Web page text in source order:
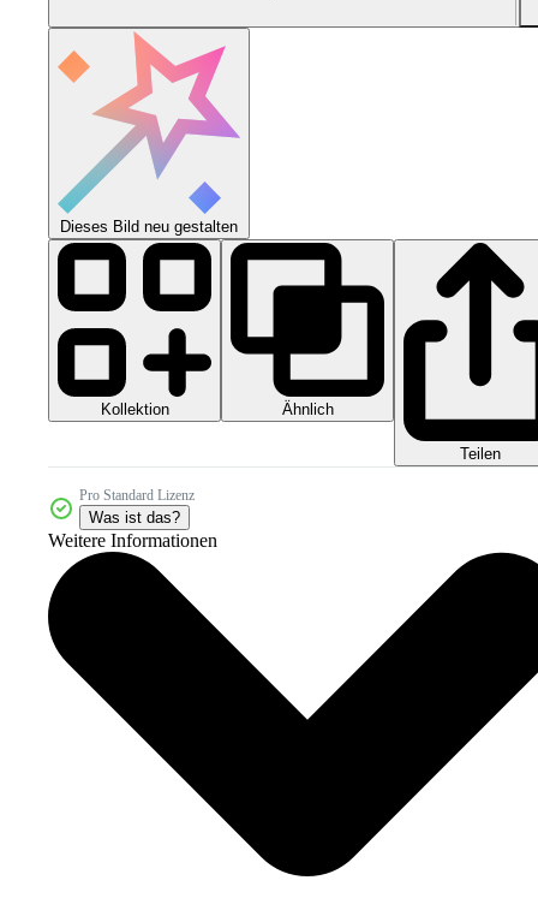
Dieses Bild neu gestalten
Kollektion Ähnlich
Teilen
Pro Standard Lizenz
Was ist das?
Weitere Informationen